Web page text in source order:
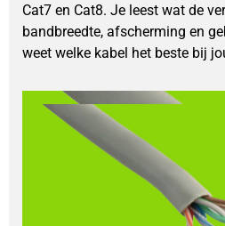
Cat7 en Cat8. Je leest wat de
bandbreedte, afscherming en
weet welke kabel het beste bij